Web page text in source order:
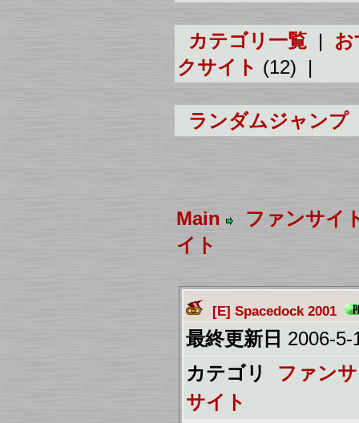
カテゴリ一覧 |
クサイト (12) |
ランダムジャンプ
Main
ファンサイ
イト
[E] Spacedock 2001
最終更新日 2006-5-
カテゴリ
ファン
サイト